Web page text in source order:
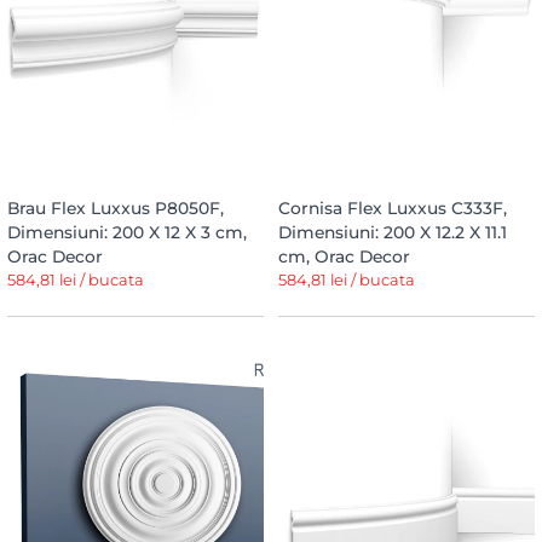
Brau Flex Luxxus P8050F,
Dimensiuni: 200 X 12 X 3 cm,
Orac Decor
584,81 lei / bucata
Cornisa Flex Luxxus C333F,
Dimensiuni: 200 X 12.2 X 11.1
cm, Orac Decor
584,81 lei / bucata